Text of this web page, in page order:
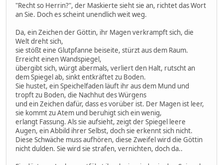
"Recht so Herrin?", der Maskierte sieht sie an, richtet das Wort
an Sie. Doch es scheint unendlich weit weg.
Da, ein Zeichen der Göttin, ihr Magen verkrampft sich, die
Welt dreht sich,
sie stößt eine Glutpfanne beiseite, stürzt aus dem Raum.
Erreicht einen Wandspiegel,
übergibt sich, würgt abermals, verliert den Halt, rutscht an
dem Spiegel ab, sinkt entkräftet zu Boden.
Sie hustet, ein Speichelfaden läuft ihr aus dem Mund und
tropft zu Boden, die Nachhut des Würgens
und ein Zeichen dafür, dass es vorüber ist. Der Magen ist leer,
sie kommt zu Atem und beruhigt sich ein wenig,
erlangt Fassung. Als sie aufsieht, zeigt der Spiegel leere
Augen, ein Abbild ihrer Selbst, doch sie erkennt sich nicht.
Diese Schwäche muss aufhören, diese Zweifel wird die Göttin
nicht dulden. Sie wird sie strafen, vernichten, doch da..